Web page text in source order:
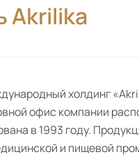
Akrilika
холдинг
офис компании
в 1993 году.
и пищевой